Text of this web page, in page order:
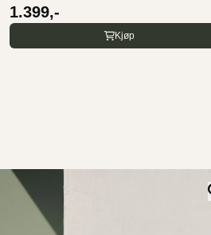
1.399,-
Kjøp